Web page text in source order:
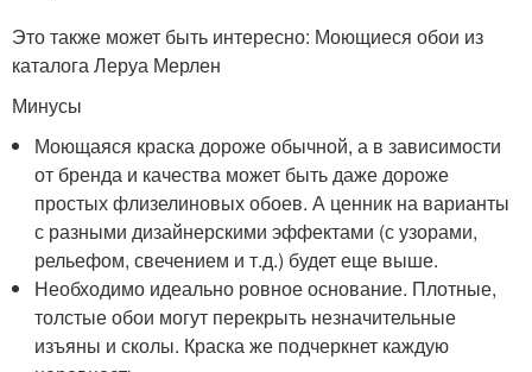
Это также может быть интересно: Моющиеся обои из
каталога Леруа Мерлен
Минусы
Моющаяся краска дороже обычной, а в зависимости
от бренда и качества может быть даже дороже
простых флизелиновых обоев. А ценник на варианты
с разными дизайнерскими эффектами (с узорами,
рельефом, свечением и т.д.) будет еще выше.
Необходимо идеально ровное основание. Плотные,
толстые обои могут перекрыть незначительные
изъяны и сколы. Краска же подчеркнет каждую